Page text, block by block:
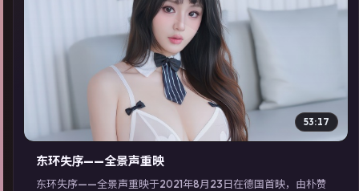
▶
53:17
东环失序——全景声重映
东环失序——全景声重映于2021年8月23日在德国首映，由朴赞